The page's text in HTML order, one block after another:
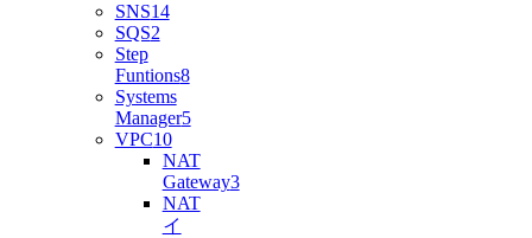
SNS14
SQS2
Step
Funtions8
Systems
Manager5
VPC10
NAT
Gateway3
NAT
イ